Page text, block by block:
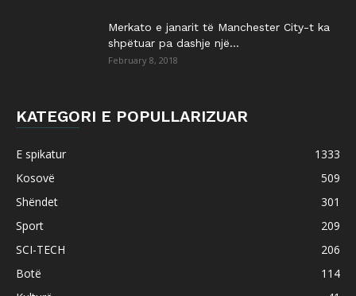
Merkato e janarit të Manchester City-t ka
shpëtuar pa dashje një...
February 8, 2018
KATEGORI E POPULLARIZUAR
E spikatur
1333
Kosovë
509
Shëndet
301
Sport
209
SCI-TECH
206
Botë
114